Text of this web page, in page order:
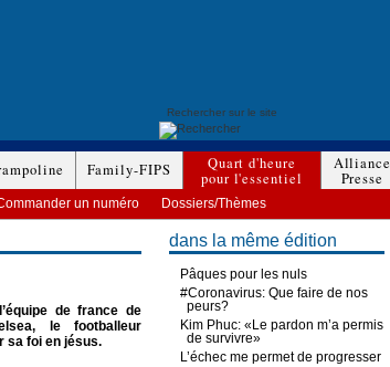
Family-FIPS
Quart d'heure
pour l'essentiel
Alliance
Presse
un numéro Dossiers/Thèmes
de france de
le footballeur
sa foi en jésus.
dans la même édition
Pâques pour les nuls
#Coronavirus: Que faire de nos
peurs?
Kim Phuc: «Le pardon m’a permis
de survivre»
L’échec me permet de progresser